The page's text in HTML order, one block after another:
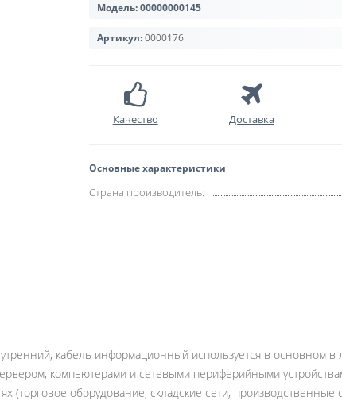
Модель:00000000145
Артикул:0000176
Качество Доставка
Основные характеристики
Страна производитель:
кабель информационный используется в основном
компьютерами и сетевыми периферийными
(торговое оборудование, складские сети, производственные